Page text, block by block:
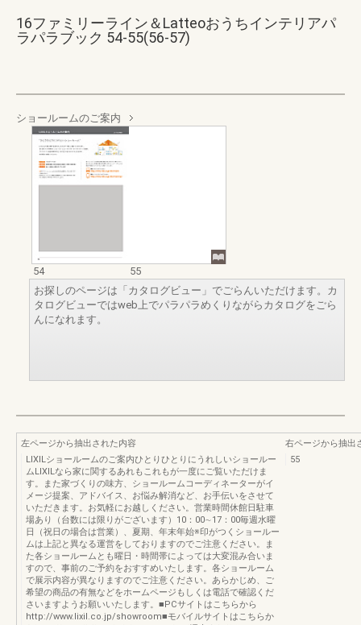
16ファミリーライン＆Latteoおうちインテリアパ
ラパラブック 54-55(56-57)
ショールームのご案内
54
55
お探しのページは「カタログビュー」でごらんいただけます。カ
タログビューではweb上でパラパラめくりながらカタログをごら
んになれます。
左ページから抽出された内容
LIXILショールームのご案内ひとりひとりにうれしいショールー
ムLIXILなら家に関するあれもこれもが一度にご覧いただけま
す。また家づくりの味方、ショールームコーディネーターがイ
メージ提案、アドバイス、お悩み解消など、お手伝いをさせて
いただきます。お気軽にお越しください。営業時間休館日駐車
場あり（台数には限りがございます）10：00∼17：00毎週水曜
日（祝日の場合は営業）、夏期、年末年始※印がつくショールー
ムは上記と異なる運営をしておりますのでご注意ください。ま
た各ショールームとも曜日・時間帯によっては大変混み合いま
すので、事前のご予約をおすすめいたします。各ショールーム
で展示内容が異なりますのでご注意ください。あらかじめ、ご
希望の商品の有無などをホームページもしくは電話で確認くだ
さいますようお願いいたします。■PCサイトはこちらから
http://www.lixil.co.jp/showroom■モバイルサイトはこちらか
右ページから抽出
55